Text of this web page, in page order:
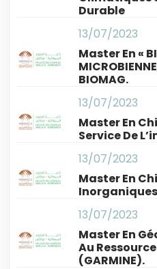
Durable
13/07/2023
Master En «
BIOMAG.
13/07/2023
Master En
Service De
13/07/2023
Master En
13/07/2023
Master En
Au
(GARMINE).